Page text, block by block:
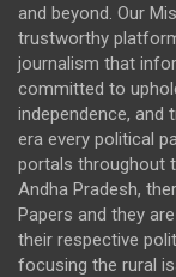
and beyond. Our
trustworthy
journalism that
committed to
independence, and
era every political
portals throughout
Andha Pradesh,
Papers and they
their respective
focusing the rural